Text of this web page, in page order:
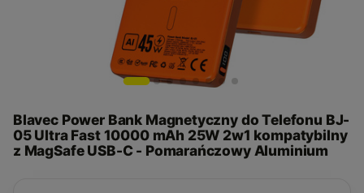
Blavec Power Bank Magnetyczny do Telefonu BJ-
05 Ultra Fast 10000 mAh 25W 2w1 kompatybilny
z MagSafe USB-C - Pomarańczowy Aluminium